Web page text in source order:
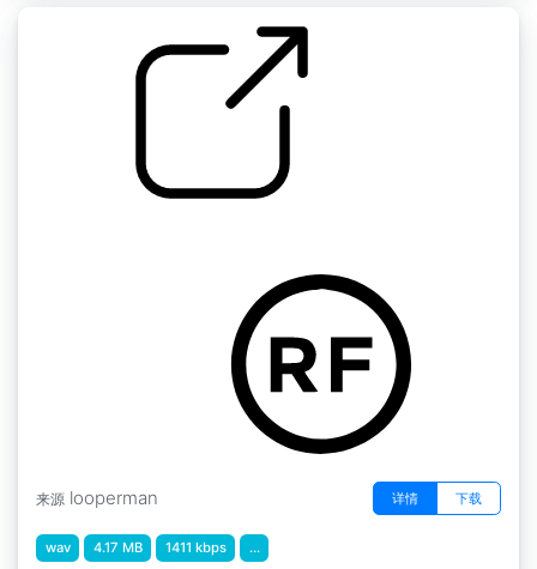
来源 looperman 详情 下载
wav 4.17 MB 1411 kbps ...